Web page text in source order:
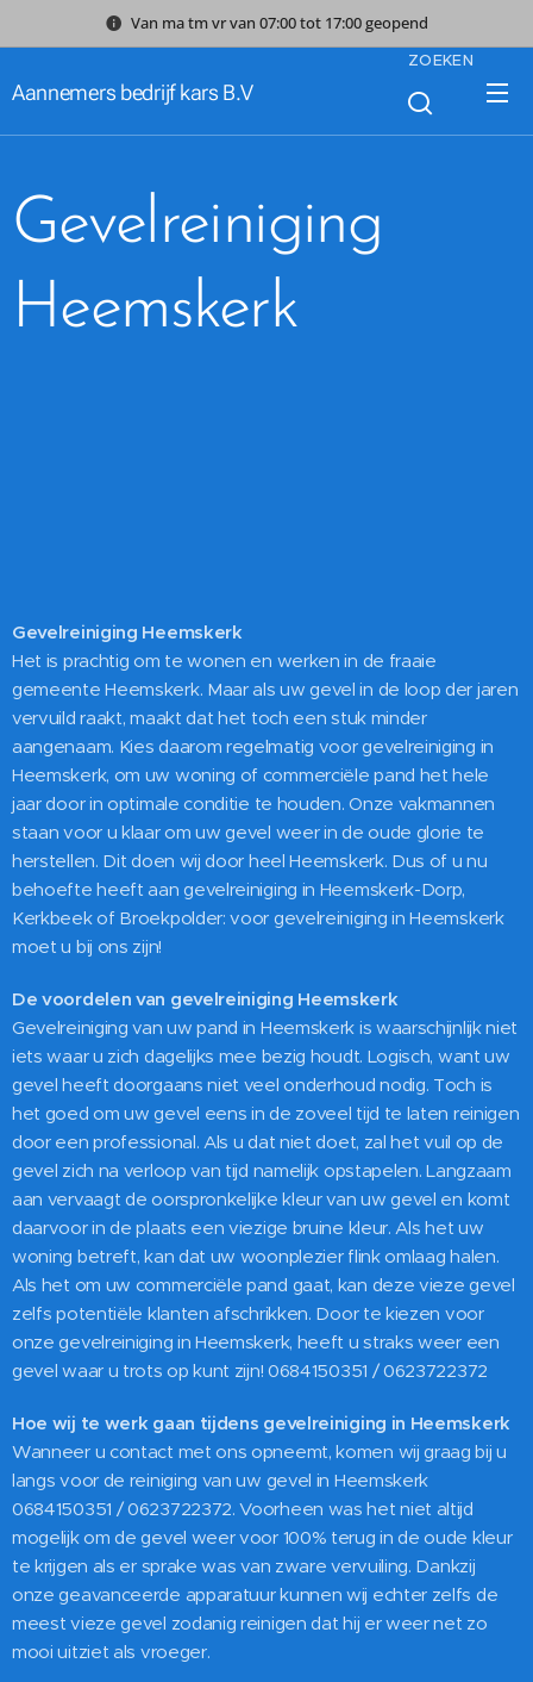
Van ma tm vr van 07:00 tot 17:00 geopend
Aannemers bedrijf kars B.V
ZOEKEN
Gevelreiniging
Heemskerk
Gevelreiniging Heemskerk
Het is prachtig om te wonen en werken in de fraaie
gemeente Heemskerk. Maar als uw gevel in de loop der jaren
vervuild raakt, maakt dat het toch een stuk minder
aangenaam. Kies daarom regelmatig voor gevelreiniging in
Heemskerk, om uw woning of commerciële pand het hele
jaar door in optimale conditie te houden. Onze vakmannen
staan voor u klaar om uw gevel weer in de oude glorie te
herstellen. Dit doen wij door heel Heemskerk. Dus of u nu
behoefte heeft aan gevelreiniging in Heemskerk-Dorp,
Kerkbeek of Broekpolder: voor gevelreiniging in Heemskerk
moet u bij ons zijn!
De voordelen van gevelreiniging Heemskerk
Gevelreiniging van uw pand in Heemskerk is waarschijnlijk niet
iets waar u zich dagelijks mee bezig houdt. Logisch, want uw
gevel heeft doorgaans niet veel onderhoud nodig. Toch is
het goed om uw gevel eens in de zoveel tijd te laten reinigen
door een professional. Als u dat niet doet, zal het vuil op de
gevel zich na verloop van tijd namelijk opstapelen. Langzaam
aan vervaagt de oorspronkelijke kleur van uw gevel en komt
daarvoor in de plaats een viezige bruine kleur. Als het uw
woning betreft, kan dat uw woonplezier flink omlaag halen.
Als het om uw commerciële pand gaat, kan deze vieze gevel
zelfs potentiële klanten afschrikken. Door te kiezen voor
onze gevelreiniging in Heemskerk, heeft u straks weer een
gevel waar u trots op kunt zijn! 0684150351 / 0623722372
Hoe wij te werk gaan tijdens gevelreiniging in Heemskerk
Wanneer u contact met ons opneemt, komen wij graag bij u
langs voor de reiniging van uw gevel in Heemskerk
0684150351 / 0623722372. Voorheen was het niet altijd
mogelijk om de gevel weer voor 100% terug in de oude kleur
te krijgen als er sprake was van zware vervuiling. Dankzij
onze geavanceerde apparatuur kunnen wij echter zelfs de
meest vieze gevel zodanig reinigen dat hij er weer net zo
mooi uitziet als vroeger.